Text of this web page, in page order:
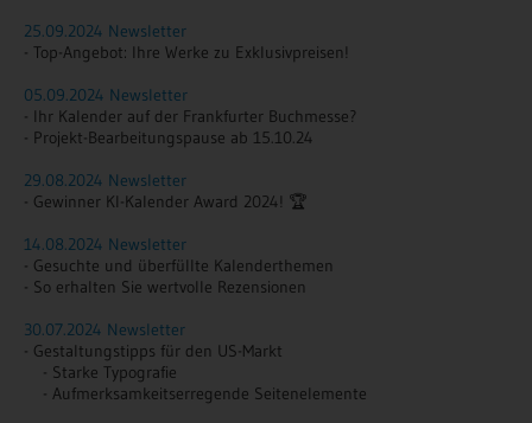
25.09.2024 Newsletter
- Top-Angebot: Ihre Werke zu Exklusivpreisen!
05.09.2024 Newsletter
- Ihr Kalender auf der Frankfurter Buchmesse?
- Projekt-Bearbeitungspause ab 15.10.24
29.08.2024 Newsletter
- Gewinner KI-Kalender Award 2024! 🏆
14.08.2024 Newsletter
- Gesuchte und überfüllte Kalenderthemen
- So erhalten Sie wertvolle Rezensionen
30.07.2024 Newsletter
- Gestaltungstipps für den US-Markt
- Starke Typografie
- Aufmerksamkeitserregende Seitenelemente